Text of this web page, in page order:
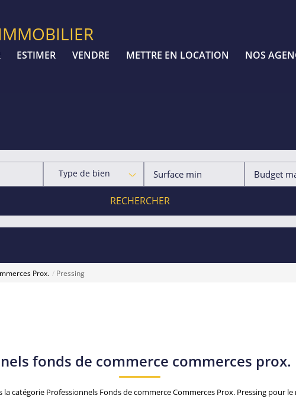
ESTIMER VENDRE METTRE EN LOCATION NOS
Type de bien
RECHERCHER
Prox. Pressing
fonds de commerce commerces prox.
catégorie Professionnels Fonds de commerce Commerces Prox. Pressing pour